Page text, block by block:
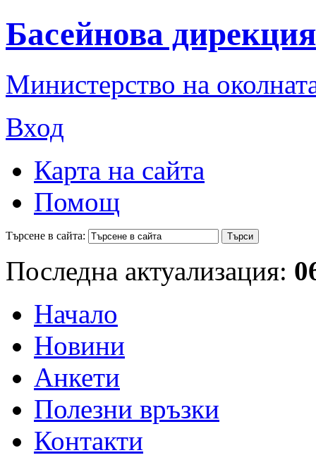
Басейнова
Министерство на
Вход
Карта на сайта
Помощ
Търсене в сайта:
Последна актуализация:
Начало
Новини
Анкети
Полезни връзки
Контакти